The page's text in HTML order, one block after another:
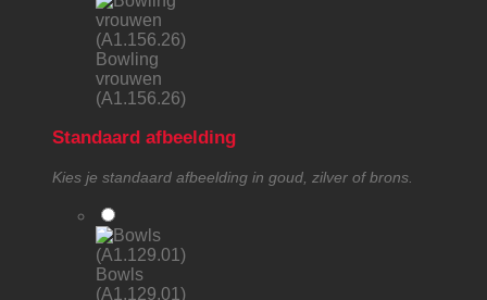
Bowling
vrouwen
(A1.156.26)
Standaard afbeelding
Kies je standaard afbeelding in goud, zilver of brons.
Bowls
(A1.129.01)